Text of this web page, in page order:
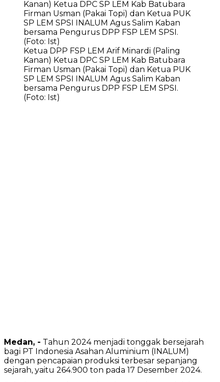
Ketua DPP FSP LEM Arif Minardi (Paling
Kanan) Ketua DPC SP LEM Kab Batubara
Firman Usman (Pakai Topi) dan Ketua PUK
SP LEM SPSI INALUM Agus Salim Kaban
bersama Pengurus DPP FSP LEM SPSI.
(Foto: Ist)
Medan, - Tahun 2024 menjadi tonggak bersejarah
bagi PT Indonesia Asahan Aluminium (INALUM)
dengan pencapaian produksi terbesar sepanjang
sejarah, yaitu 264.900 ton pada 17 Desember 2024.